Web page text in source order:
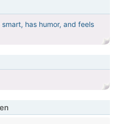
smart, has humor, and feels